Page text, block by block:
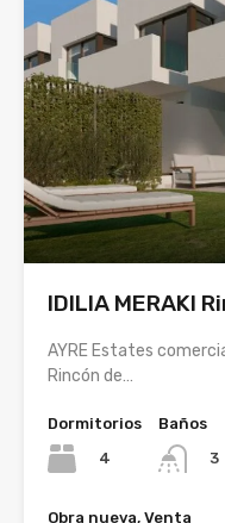
IDILIA MERAKI
AYRE Estates
Rincón de…
Dormitorios
4
Baños
3
Obra nueva, Venta